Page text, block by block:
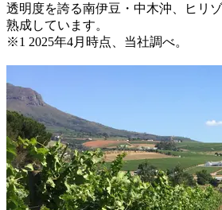
透明度を誇る南伊豆・中木沖、ヒリ
熟成しています。
※1 2025年4月時点、当社調べ。